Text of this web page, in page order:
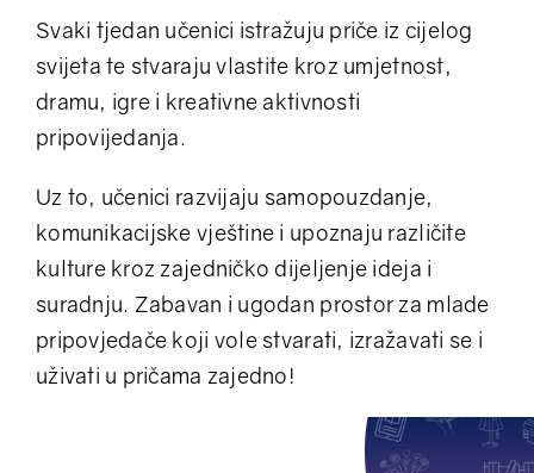
Svaki tjedan učenici istražuju priče iz cijelog
svijeta te stvaraju vlastite kroz umjetnost,
dramu, igre i kreativne aktivnosti
pripovijedanja.
Uz to, učenici razvijaju samopouzdanje,
komunikacijske vještine i upoznaju različite
kulture kroz zajedničko dijeljenje ideja i
suradnju. Zabavan i ugodan prostor za mlade
pripovjedače koji vole stvarati, izražavati se i
uživati u pričama zajedno!